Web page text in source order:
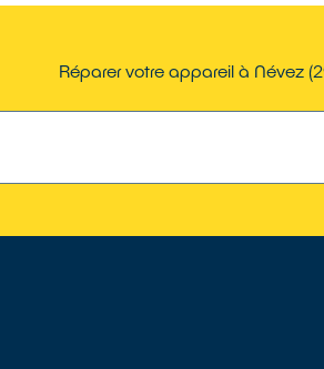
Réparer votre appareil à Névez